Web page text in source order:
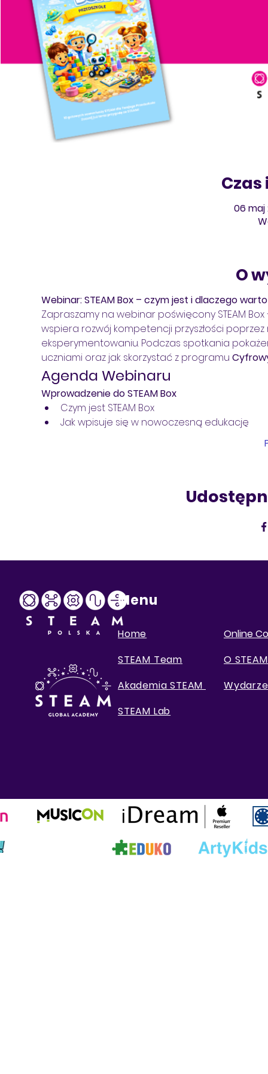
06 maj
O
Webinar: STEAM Box – czym jest i dlaczego
Zapraszamy na webinar poświęcony STEAM
wspiera rozwój kompetencji przyszłości
eksperymentowaniu. Podczas spotkania
uczniami oraz jak skorzystać z programu
Agenda Webinaru
Wprowadzenie do STEAM Box
Czym jest STEAM Box
Jak wpisuje się w nowoczesną edukację
Menu
Home
STEAM Team
Akademia STEAM
STEAM Lab
Online
O